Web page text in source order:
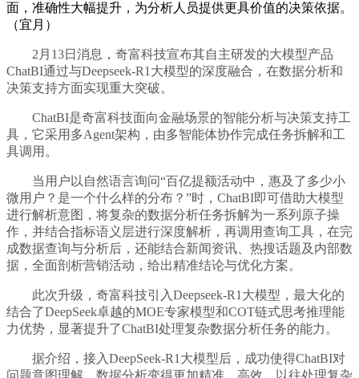
面，准确性大幅提升，为分析人员提供更具价值的决策依据。
（宜月）
2月13日消息，奇富科技宣布其自主研发的大模型产品
ChatBI通过与Deepseek-R1大模型的深度融合，在数据分析和
决策支持方面实现重大突破。
ChatBI是奇富科技面向金融场景的智能分析与决策支持工
具，它采用多Agent架构，由多智能体协作完成任务拆解和工
具调用。
当用户以自然语言询问“百亿提额活动中，惠及了多少小
微用户？是一个什么样的分布？”时，ChatBI即可借助大模型
进行解析意图，将复杂的数据分析任务拆解为一系列原子操
作，并结合指标语义层进行深度解析，再调用查询工具，在完
成数据查询与分析后，还能结合新闻资讯、热搜话题及内部数
据，全面剖析营销活动，给出精准结论与优化方案。
此次升级，奇富科技引入Deepseek-R1大模型，最大化的
结合了DeepSeek卓越的MOE专家模型和COT链式思考推理能
力优势，显著提升了ChatBI处理复杂数据分析任务的能力。
据介绍，接入DeepSeek-R1大模型后，成功使得ChatBI对
问题意图理解，数据分析变得更加精准，高效。以往处理复杂